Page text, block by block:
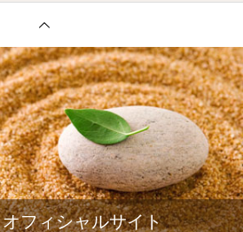
フィシャルサイト